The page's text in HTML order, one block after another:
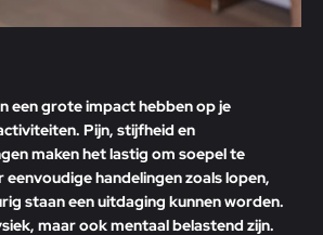
een grote impact hebben op je
Pijn, stijfheid en
maken het lastig om soepel te
handelingen zoals lopen,
staan een uitdaging kunnen worden.
maar ook mentaal belastend zijn.